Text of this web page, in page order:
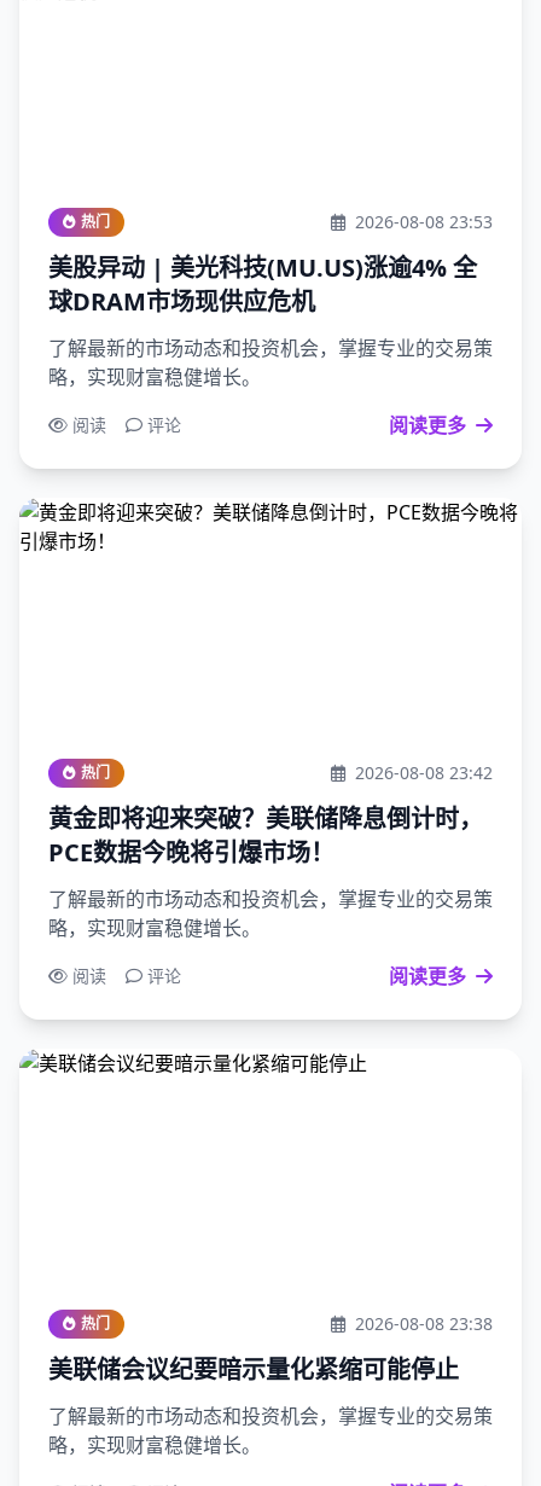
热门 2026-08-08 23:53
美股异动 | 美光科技(MU.US)涨逾4% 全
球DRAM市场现供应危机
了解最新的市场动态和投资机会，掌握专业的交易策
略，实现财富稳健增长。
阅读 评论 阅读更多
热门 2026-08-08 23:42
黄金即将迎来突破？美联储降息倒计时，
PCE数据今晚将引爆市场！
了解最新的市场动态和投资机会，掌握专业的交易策
略，实现财富稳健增长。
阅读 评论 阅读更多
热门 2026-08-08 23:38
美联储会议纪要暗示量化紧缩可能停止
了解最新的市场动态和投资机会，掌握专业的交易策
略，实现财富稳健增长。